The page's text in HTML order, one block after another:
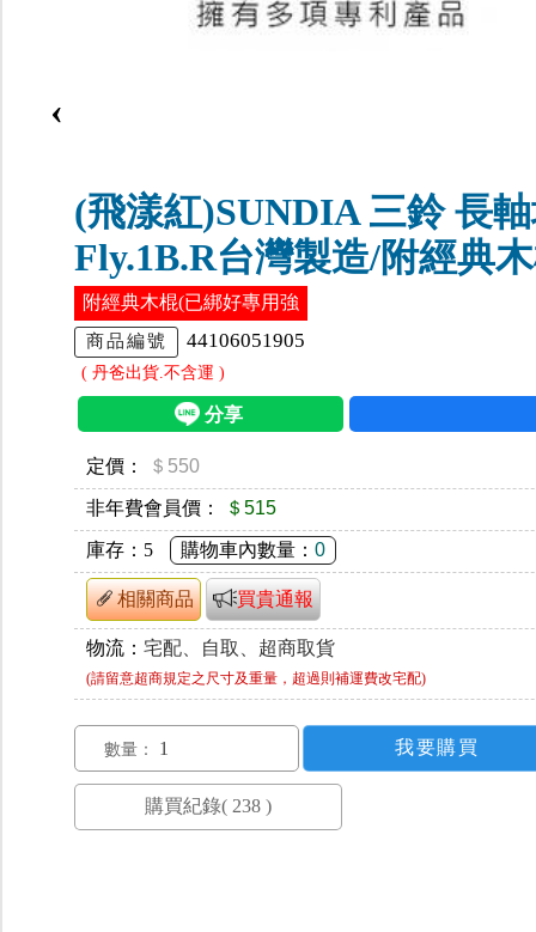
‹
(飛漾紅)SUNDIA 三鈴 長
Fly.1B.R台灣製造/附經典
附經典木棍(已綁好專用強
商品編號 44106051905
( 丹爸出貨.不含運 )
定價： ＄550
非年費會員價： ＄515
庫存： 5 購物車內數量：0
相關商品 買貴通報
物流：宅配、自取、超商取貨
(請留意超商規定之尺寸及重量，超過則補運費改宅配)
數量：